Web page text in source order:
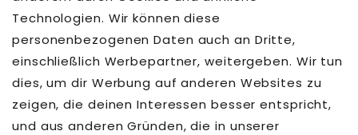
Technologien. Wir können diese
personenbezogenen Daten auch an Dritte,
einschließlich Werbepartner, weitergeben. Wir tun
dies, um dir Werbung auf anderen Websites zu
zeigen, die deinen Interessen besser entspricht,
und aus anderen Gründen, die in unserer